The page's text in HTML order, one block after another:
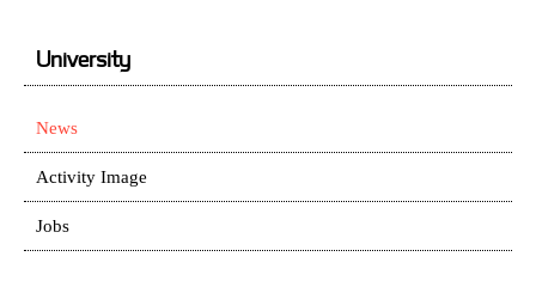
University
News
Activity Image
Jobs